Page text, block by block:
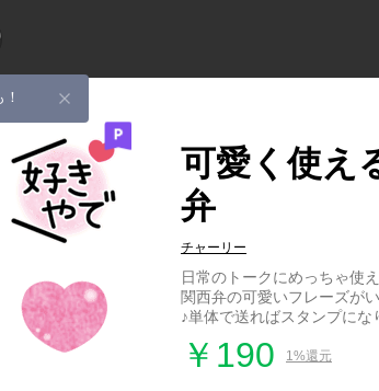
可愛く使え
弁
チャーリー
日常のトークにめっちゃ使
関西弁の可愛いフレーズが
♪単体で送ればスタンプにな
￥190 1%還元